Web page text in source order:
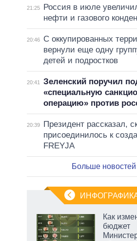
21:25
Россия в июле
нефти и газового
20:46
С оккупированных
вернули еще одну
детей и подростков
20:41
Зеленский поручил
«специальную
операцию» против
20:39
Президент рассказал,
присоединилось к
FREYJA
Больше новостей
Как
бюджет